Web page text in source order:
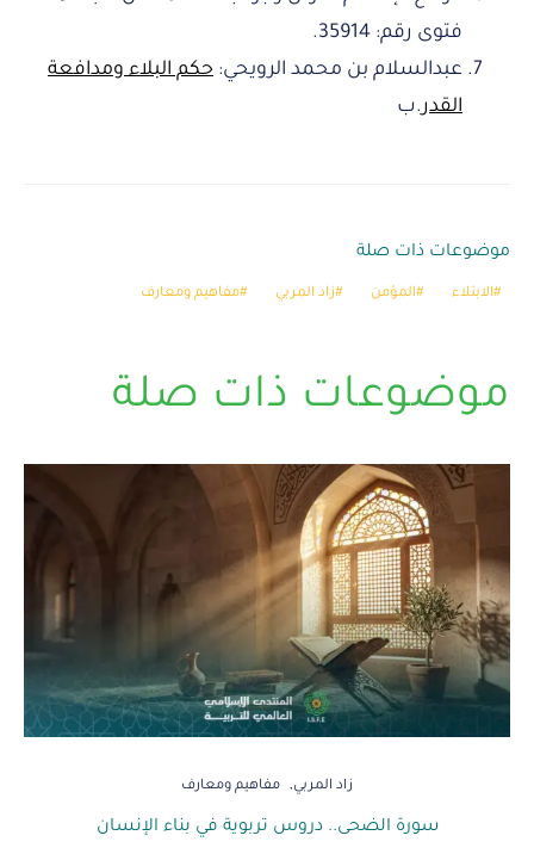
فتوى رقم: 35914.
عبدالسلام بن محمد الرويحي: حكم البلاء ومدافعة
القدر .ب
موضوعات ذات صلة
الابتلاء المؤمن زاد المربي مفاهيم ومعارف
موضوعات ذات صلة
زاد المربي مفاهيم ومعارف
سورة الضحى.. دروس تربوية في بناء الإنسان